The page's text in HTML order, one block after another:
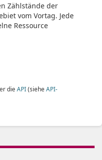
Zählstände der
vom Vortag. Jede
Ressource
die API(siehe API-